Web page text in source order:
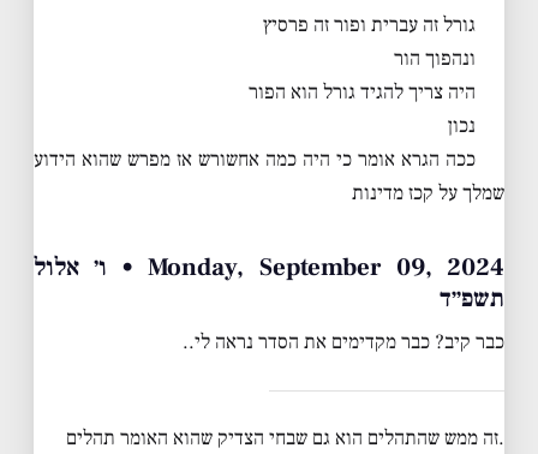
גורל זה עברית ופור זה פרסיץ
ונהפוך הור
היה צריך להגיד גורל הוא הפור
נכון
ככה הגרא אומר כי היה כמה אחשורש אז מפרש שהוא הידוע
שמלך על קכז מדינות
Monday, September 09, 2024 • ו׳ אלול
תשפ״ד
כבר קיב? כבר מקדימים את הסדר נראה לי..
.זה ממש שהתהלים הוא גם שבחי הצדיק שהוא האומר תהלים